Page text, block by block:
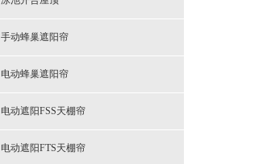
手动蜂巢遮阳帘
电动蜂巢遮阳帘
电动遮阳FSS天棚帘
电动遮阳FTS天棚帘